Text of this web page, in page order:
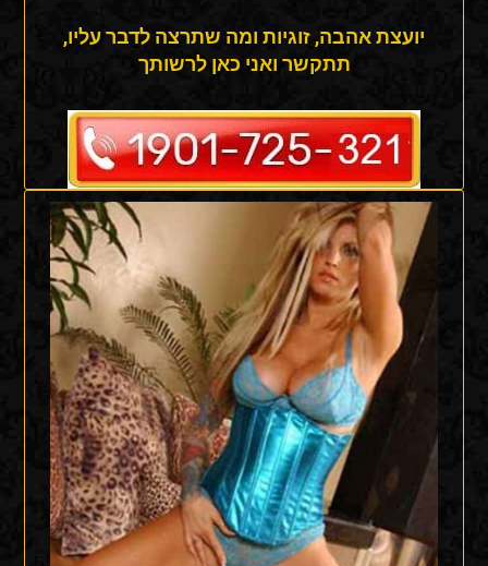
יועצת אהבה, זוגיות ומה שתרצה לדבר עליו,
תתקשר ואני כאן לרשותך